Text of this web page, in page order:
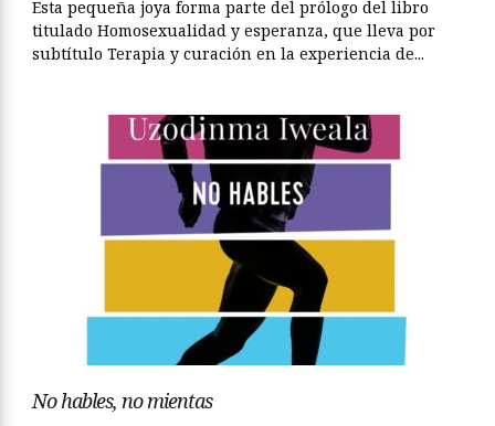
Esta pequeña joya forma parte del prólogo del libro
titulado Homosexualidad y esperanza, que lleva por
subtítulo Terapia y curación en la experiencia de...
No hables, no mientas